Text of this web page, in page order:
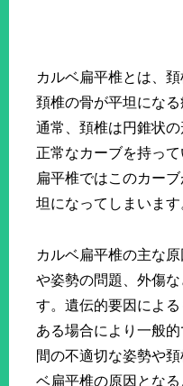
カルベ扁平椎とは、頚
頚椎の骨が平坦になる
通常、頚椎は円錐状の
正常なカーブを持っ
扁平椎ではこのカー
坦になってしまいます
カルベ扁平椎の主な
や姿勢の問題、外傷な
す。遺伝的要因によ
ある場合により一般
間の不適切な姿勢や
ベ扁平椎の原因となる